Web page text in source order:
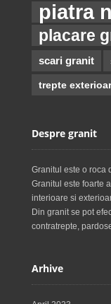
piatra
placare
scari granit
trepte
Despre granit
Granitul este o roca
Granitul este foarte
interioare si
Din granit se pot
contratrepte,
Arhive